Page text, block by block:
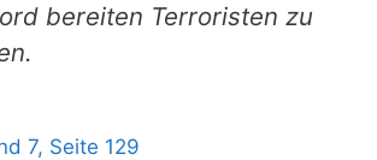
bereiten Terroristen zu
7, Seite 129